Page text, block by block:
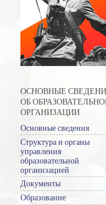
ОСНОВНЫЕ
ОБ
ОРГАНИЗАЦИИ
Основные сведения
Структура и органы
управления
образовательной
организацией
Документы
Образование